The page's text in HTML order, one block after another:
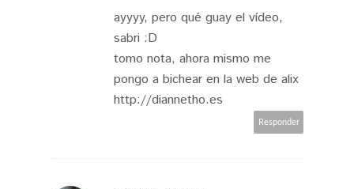
ayyyy, pero qué guay el vídeo,
sabri :D
tomo nota, ahora mismo me
pongo a bichear en la web de alix
http://diannetho.es
Responder